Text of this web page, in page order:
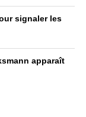
signaler les
apparaît